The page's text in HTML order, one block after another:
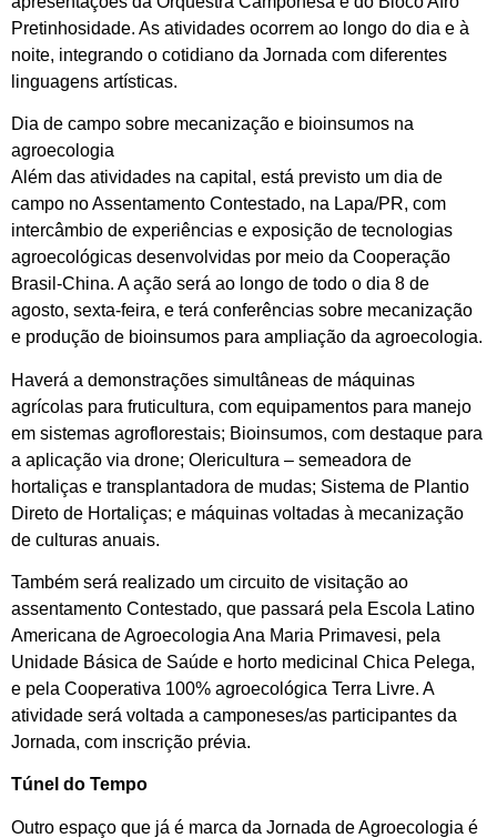
Pretinhosidade. As atividades ocorrem ao longo do dia e à
noite, integrando o cotidiano da Jornada com diferentes
linguagens artísticas.
Dia de campo sobre mecanização e bioinsumos na
agroecologia
Além das atividades na capital, está previsto um dia de
campo no Assentamento Contestado, na Lapa/PR, com
intercâmbio de experiências e exposição de tecnologias
agroecológicas desenvolvidas por meio da Cooperação
Brasil-China. A ação será ao longo de todo o dia 8 de
agosto, sexta-feira, e terá conferências sobre mecanização
e produção de bioinsumos para ampliação da agroecologia.
Haverá a demonstrações simultâneas de máquinas
agrícolas para fruticultura, com equipamentos para manejo
em sistemas agroflorestais; Bioinsumos, com destaque para
a aplicação via drone; Olericultura – semeadora de
hortaliças e transplantadora de mudas; Sistema de Plantio
Direto de Hortaliças; e máquinas voltadas à mecanização
de culturas anuais.
Também será realizado um circuito de visitação ao
assentamento Contestado, que passará pela Escola Latino
Americana de Agroecologia Ana Maria Primavesi, pela
Unidade Básica de Saúde e horto medicinal Chica Pelega,
e pela Cooperativa 100% agroecológica Terra Livre. A
atividade será voltada a camponeses/as participantes da
Jornada, com inscrição prévia.
Túnel do Tempo
Outro espaço que já é marca da Jornada de Agroecologia é